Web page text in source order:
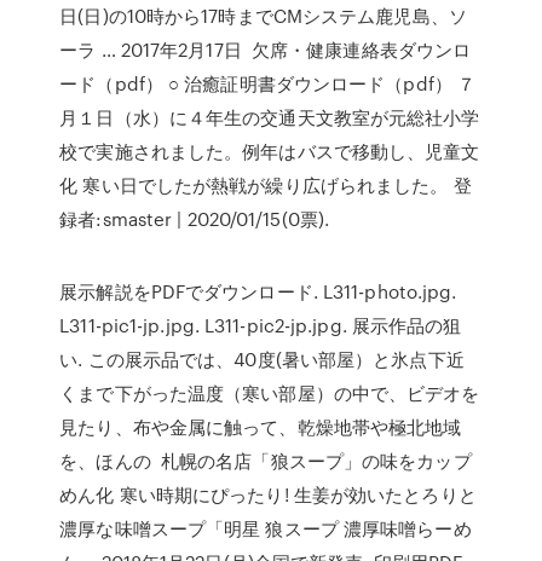
日(日)の10時から17時までCMシステム鹿児島、ソ
ーラ … 2017年2月17日 欠席・健康連絡表ダウンロ
ード（pdf） ○ 治癒証明書ダウンロード（pdf） ７
月１日（水）に４年生の交通天文教室が元総社小学
校で実施されました。例年はバスで移動し、児童文
化 寒い日でしたが熱戦が繰り広げられました。 登
録者:smaster | 2020/01/15(0票).
展示解説をPDFでダウンロード. L311-photo.jpg.
L311-pic1-jp.jpg. L311-pic2-jp.jpg. 展示作品の狙
い. この展示品では、40度(暑い部屋）と氷点下近
くまで下がった温度（寒い部屋）の中で、ビデオを
見たり、布や金属に触って、乾燥地帯や極北地域
を、ほんの 札幌の名店「狼スープ」の味をカップ
めん化 寒い時期にぴったり! 生姜が効いたとろりと
濃厚な味噌スープ「明星 狼スープ 濃厚味噌らーめ